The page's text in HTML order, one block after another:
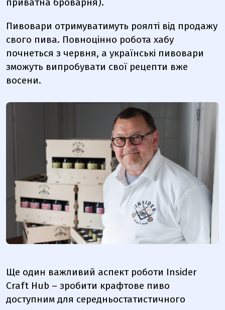
Пивовари отримуватимуть роялті від продажу
свого пива. Повноцінно робота хабу
почнеться з червня, а українські пивовари
зможуть випробувати свої рецепти вже
восени.
Ще один важливий аспект роботи Insider
Craft Hub – зробити крафтове пиво
доступним для середньостатистичного